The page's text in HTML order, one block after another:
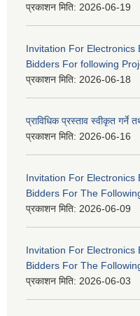
प्रकाशन मिति: 2026-06-19
Invitation For Electronics
Bidders For following
प्रकाशन मिति: 2026-06-18
प्राविधिक प्रस्ताव स्वीकृत गर्ने
प्रकाशन मिति: 2026-06-16
Invitation For Electronics
Bidders For The
प्रकाशन मिति: 2026-06-09
Invitation For Electronics
Bidders For The
प्रकाशन मिति: 2026-06-03